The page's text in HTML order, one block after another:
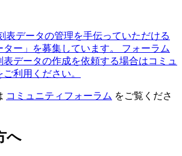
表データの管理を手伝っていただける
ター」を募集しています。
フォーラム
データの作成を依頼する場合はコミュ
利用ください。
コミュニティフォーラム をご覧くださ
へ